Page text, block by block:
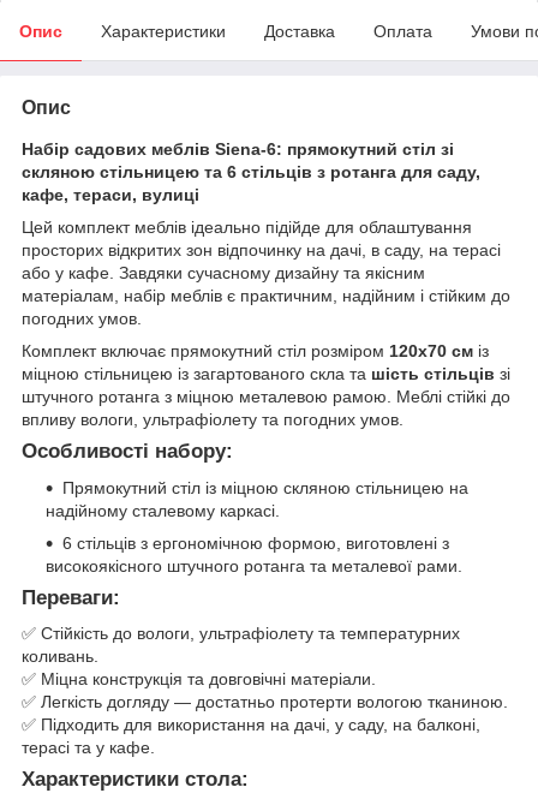
Опис Характеристики Доставка Оплата Умови
Опис
Набір садових меблів Siena-6: прямокутний стіл зі
скляною стільницею та 6 стільців з ротанга для саду,
кафе, тераси, вулиці
Цей комплект меблів ідеально підійде для облаштування
просторих відкритих зон відпочинку на дачі, в саду, на терасі
або у кафе. Завдяки сучасному дизайну та якісним
матеріалам, набір меблів є практичним, надійним і стійким до
погодних умов.
Комплект включає прямокутний стіл розміром 120x70 см із
міцною стільницею із загартованого скла та шість стільців зі
штучного ротанга з міцною металевою рамою. Меблі стійкі до
впливу вологи, ультрафіолету та погодних умов.
Особливості набору:
Прямокутний стіл із міцною скляною стільницею на
надійному сталевому каркасі.
6 стільців з ергономічною формою, виготовлені з
високоякісного штучного ротанга та металевої рами.
Переваги:
✅ Стійкість до вологи, ультрафіолету та температурних
коливань.
✅ Міцна конструкція та довговічні матеріали.
✅ Легкість догляду — достатньо протерти вологою тканиною.
✅ Підходить для використання на дачі, у саду, на балконі,
терасі та у кафе.
Характеристики стола: